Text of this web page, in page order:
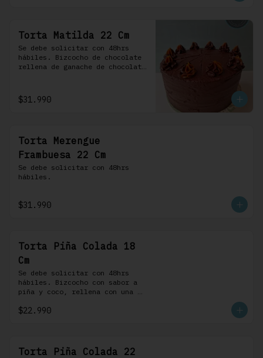
Torta Matilda 22 Cm
Se debe solicitar con 48hrs
hábiles. Bizcocho de chocolate
rellena de ganache de chocolate
chocolate.
$31.990
Torta Merengue
Frambuesa 22 Cm
Se debe solicitar con 48hrs
hábiles.
$31.990
Torta Piña Colada 18
Cm
Se debe solicitar con 48hrs
hábiles. Bizcocho con sabor a
piña y coco, rellena con una
coco, cubierta con buttercream
$22.990
Torta Piña Colada 22